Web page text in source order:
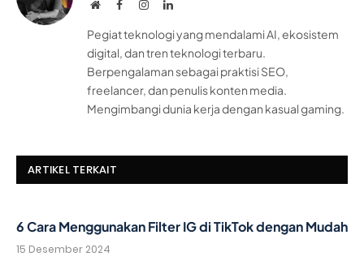
WebsiteFacebookInstagramLinkedIn
Pegiat teknologi yang mendalami AI, ekosistem
digital, dan tren teknologi terbaru.
Berpengalaman sebagai praktisi SEO,
freelancer, dan penulis konten media.
Mengimbangi dunia kerja dengan kasual gaming.
ARTIKEL TERKAIT
6 Cara Menggunakan Filter IG di TikTok dengan Mudah
15 Desember 2024